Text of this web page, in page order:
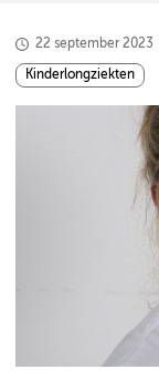
22 september 2023
Kinderlongziekten